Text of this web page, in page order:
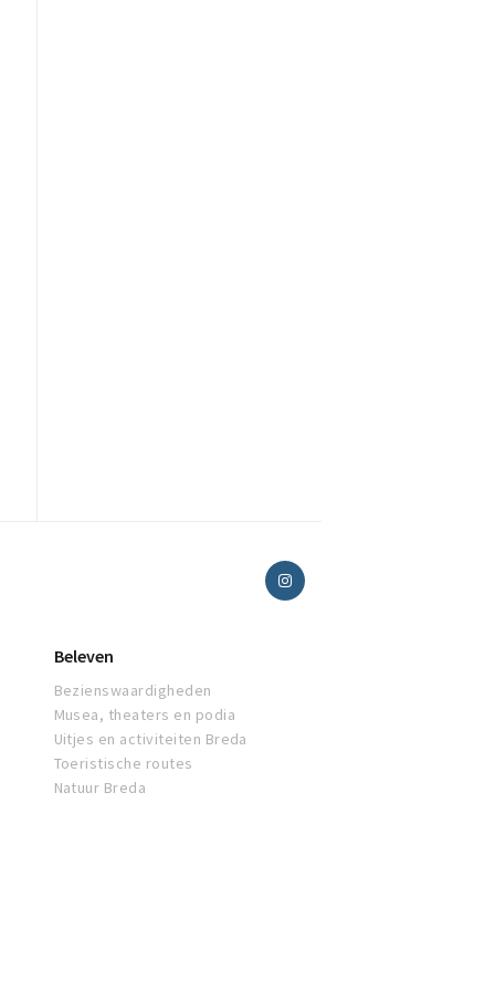
Beleven
Bezienswaardigheden
Musea, theaters en podia
Uitjes en activiteiten Breda
Toeristische routes
Natuur Breda